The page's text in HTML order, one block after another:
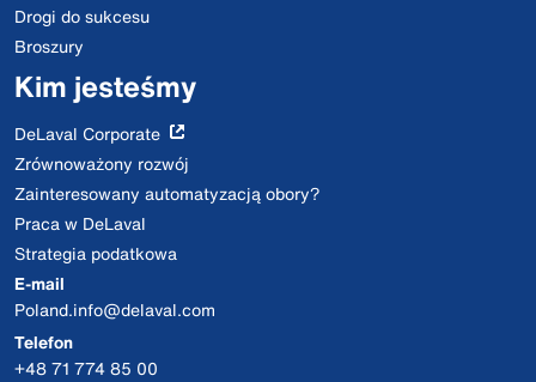
Drogi do sukcesu
Broszury
Kim jesteśmy
DeLaval Corporate
Zrównoważony rozwój
Zainteresowany automatyzacją obory?
Praca w DeLaval
Strategia podatkowa
E-mail
Poland.info@delaval.com
Telefon
+48 71 774 85 00